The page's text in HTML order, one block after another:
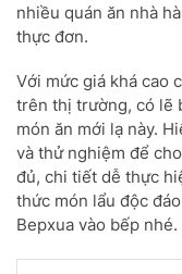
nhiều quán ăn nhà
thực đơn.
Với mức giá khá cao
trên thị trường, có lẽ
món ăn mới lạ này.
và thử nghiệm để
đủ, chi tiết dễ thực
thức món lẩu độc
Bepxua vào bếp nhé.